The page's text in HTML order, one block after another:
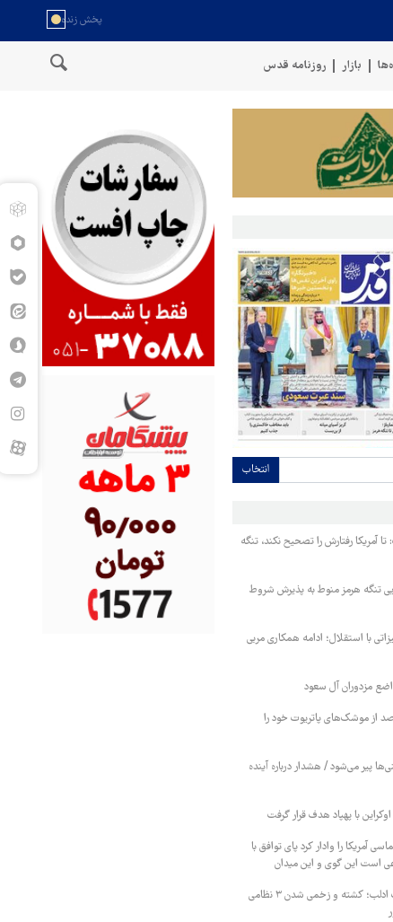
بازار روزنامه قدس
به اوکراین با پهپاد هدف قرار گرفت
انتخاب
آمریکا رفتارش را تصحیح نکند، تنگه
تنگه هرمز منوط به پذیرش شروط
با استقلال؛ ادامه همکاری مربی
مزدوران آل سعود
عربستان ۸۶ درصد از موشک‌های پاتریوت خود را
پیر می‌شود / هشدار درباره آینده
با پهپاد هدف قرار گرفت
آمریکا را وادار کرد پای توافق با
است این گوی و این میدان
درگیری شدید در جنوب ادلب؛ کشته و زخمی شدن ۳ نظامی